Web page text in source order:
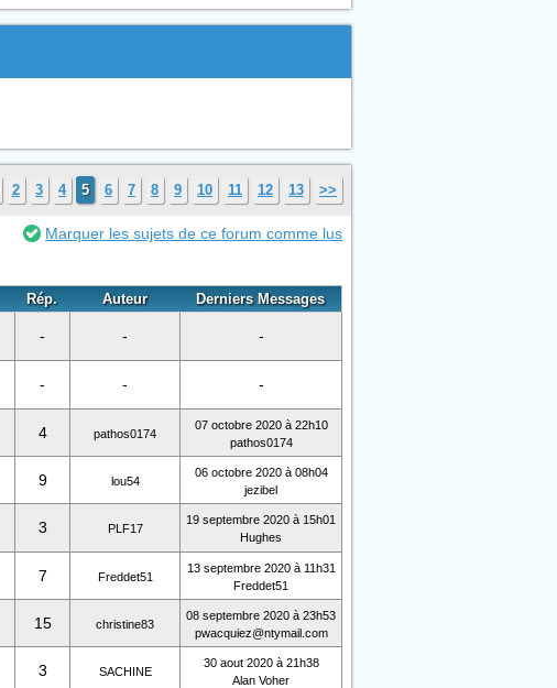
2 3 4 5 6 7 8 9 10 11 12 13 >>
Marquer les sujets de ce forum comme lus
Rép. Auteur Derniers Messages
- - -
- - -
4 pathos0174
07 octobre 2020 à 22h10
pathos0174
9 lou54
06 octobre 2020 à 08h04
jezibel
3 PLF17
19 septembre 2020 à 15h01
Hughes
7 Freddet51
13 septembre 2020 à 11h31
Freddet51
15 christine83
08 septembre 2020 à 23h53
pwacquiez@ntymail.com
3 SACHINE
30 aout 2020 à 21h38
Alan Voher